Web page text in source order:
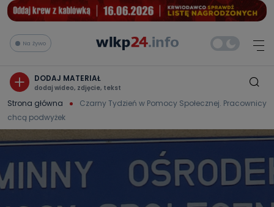
Na żywo
DODAJ MATERIAŁ
dodaj wideo, zdjęcie, tekst
Strona główna
Czarny Tydzień w Pomocy Społecznej. Pracownicy
chcą podwyżek